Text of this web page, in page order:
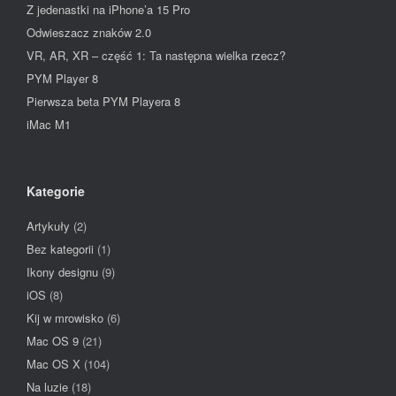
Z jedenastki na iPhone’a 15 Pro
Odwieszacz znaków 2.0
VR, AR, XR – część 1: Ta następna wielka rzecz?
PYM Player 8
Pierwsza beta PYM Playera 8
iMac M1
Kategorie
Artykuły (2)
Bez kategorii (1)
Ikony designu (9)
iOS (8)
Kij w mrowisko (6)
Mac OS 9 (21)
Mac OS X (104)
Na luzie (18)